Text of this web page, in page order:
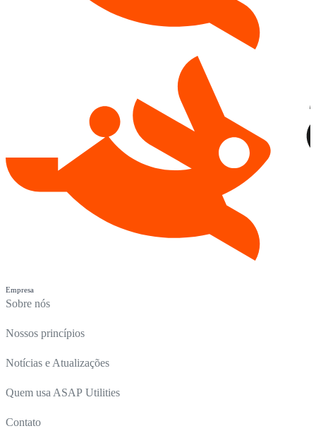
Empresa
Sobre nós
Nossos princípios
Notícias e Atualizações
Quem usa ASAP Utilities
Contato